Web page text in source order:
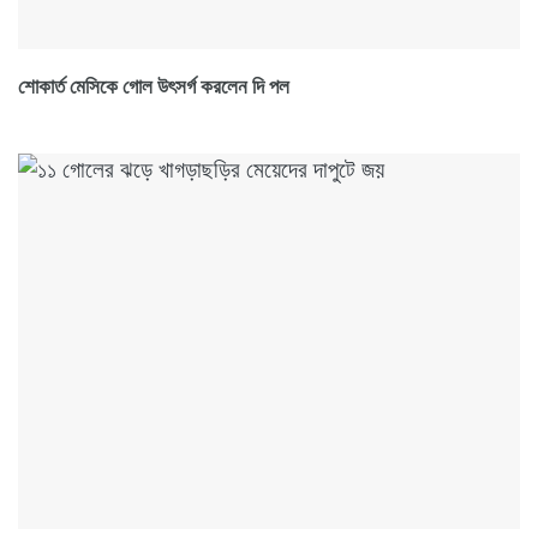
শোকার্ত মেসিকে গোল উৎসর্গ করলেন দি পল